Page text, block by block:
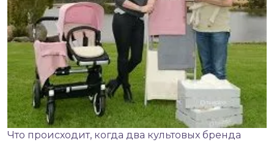
Что происходит, когда два культовых бренда